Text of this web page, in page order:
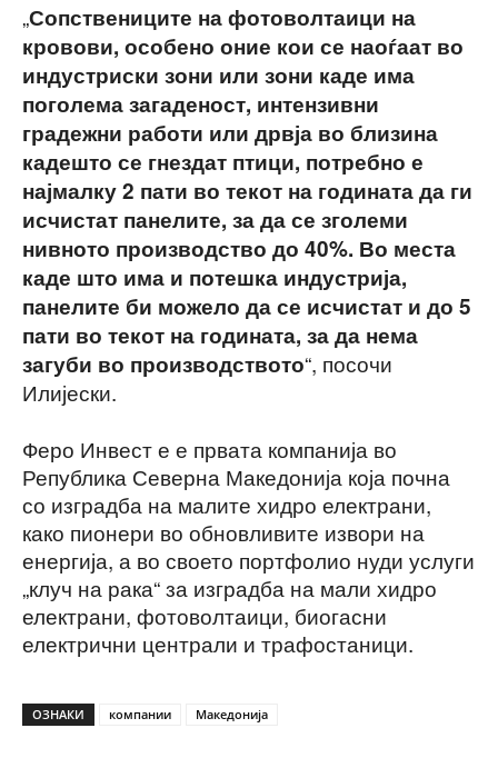
„Сопствениците на фотоволтаици на
кровови, особено оние кои се наоѓаат во
индустриски зони или зони каде има
поголема загаденост, интензивни
градежни работи или дрвја во близина
кадешто се гнездат птици, потребно е
најмалку 2 пати во текот на годината да ги
исчистат панелите, за да се зголеми
нивното производство до 40%. Во места
каде што има и потешка индустрија,
панелите би можело да се исчистат и до 5
пати во текот на годината, за да нема
загуби во производството“, посочи
Илијески.
Феро Инвест е е првата компанија во
Република Северна Македонија која почна
со изградба на малите хидро електрани,
како пионери во обновливите извори на
енергија, а во своето портфолио нуди услуги
„клуч на рака“ за изградба на мали хидро
електрани, фотоволтаици, биогасни
електрични централи и трафостаници.
ОЗНАКИ компании Македонија